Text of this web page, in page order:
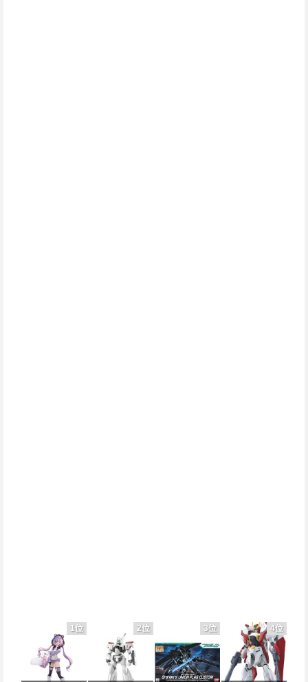
1位 2位 3位 4位